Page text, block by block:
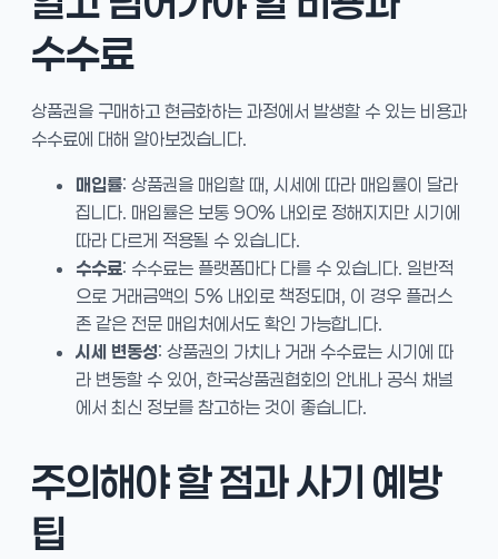
수수료
상품권을 구매하고 현금화하는 과정에서 발생할 수 있는 비용과
수수료에 대해 알아보겠습니다.
매입률: 상품권을 매입할 때, 시세에 따라 매입률이 달라
집니다. 매입률은 보통 90% 내외로 정해지지만 시기에
따라 다르게 적용될 수 있습니다.
수수료: 수수료는 플랫폼마다 다를 수 있습니다. 일반적
으로 거래금액의 5% 내외로 책정되며, 이 경우 플러스
존 같은 전문 매입처에서도 확인 가능합니다.
시세 변동성: 상품권의 가치나 거래 수수료는 시기에 따
라 변동할 수 있어, 한국상품권협회의 안내나 공식 채널
에서 최신 정보를 참고하는 것이 좋습니다.
주의해야 할 점과 사기 예방
팁